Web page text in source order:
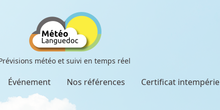
météo et suivi en temps réel
Événement Nos références Certificat intempérie